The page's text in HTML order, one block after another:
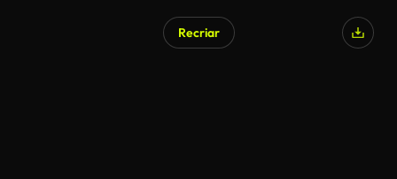
Recriar